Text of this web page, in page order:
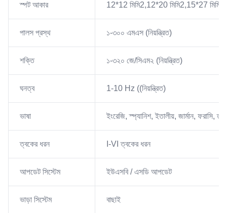
স্পট আকার 12*12 মিমি2,12*20 মিমি2,15*27
পালস প্রস্থ ১-৩০০ এমএস (নিয়ন্ত্রিত)
শক্তি ১-৩২০ জে/সিএম২ (নিয়ন্ত্রিত)
ঘনত্ব 1-10 Hz ((নিয়ন্ত্রিত)
ভাষা ইংরেজি, স্প্যানিশ, ইতালীয়, জার্মান, ফরাসি,
ত্বকের ধরন I-VI ত্বকের ধরন
আপডেট সিস্টেম ইউএসবি / এসডি আপডেট
ভাড়া সিস্টেম বাছাই